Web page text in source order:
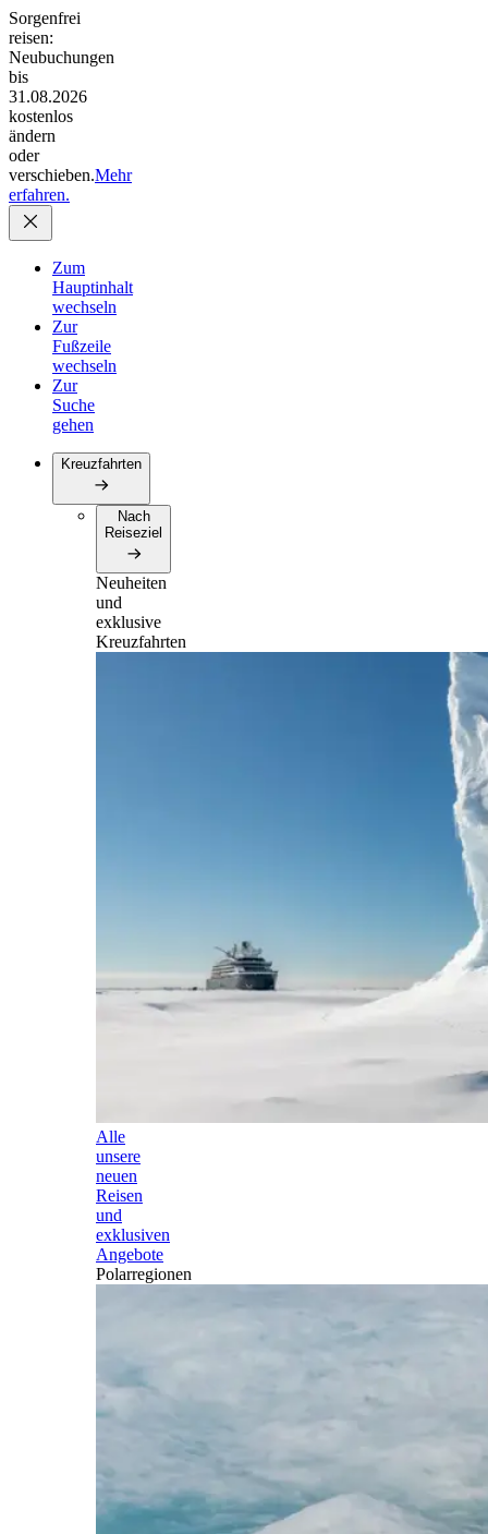
Sorgenfrei
reisen:
Neubuchungen
bis
31.08.2026
kostenlos
ändern
oder
verschieben.Mehr
erfahren.
Zum
Hauptinhalt
wechseln
Zur
Fußzeile
wechseln
Zur
Suche
gehen
Kreuzfahrten
Nach
Reiseziel
Neuheiten
und
exklusive
Kreuzfahrten
Alle
unsere
neuen
Reisen
und
exklusiven
Angebote
Polarregionen